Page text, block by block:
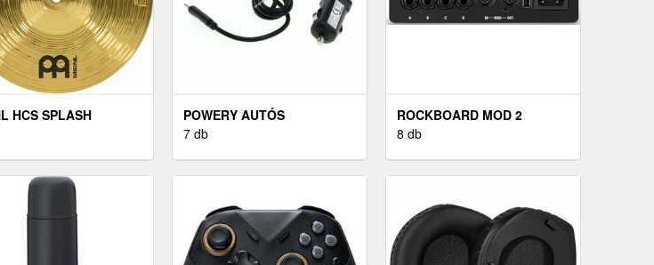
HCS SPLASH
10"
POWERY AUTÓS
TÖLTŐKÁBEL HTC 10
7 db
ROCKBOARD MOD 2
8 db